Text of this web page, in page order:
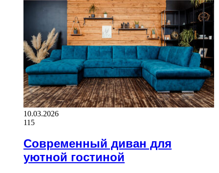
10.03.2026
115
Современный диван для
уютной гостиной